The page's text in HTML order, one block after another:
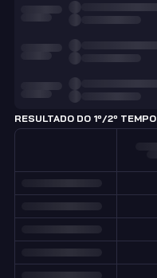
RESULTADO DO 1º/2º TEMPO